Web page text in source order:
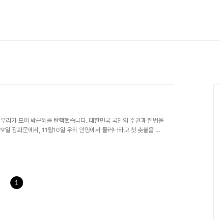
리가 모여 박근혜를 탄핵했습니다. 대한민국 국민의 주권과 헌법을
광화문에서, 11월10일 우리 안양에서 물러나라고 첫 촛불을 켠
받든 헌법재판소 8인 재판관 전원 일치로 “박근혜를 파면한다”
1